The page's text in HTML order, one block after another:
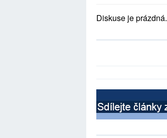
Diskuse je prázdná.